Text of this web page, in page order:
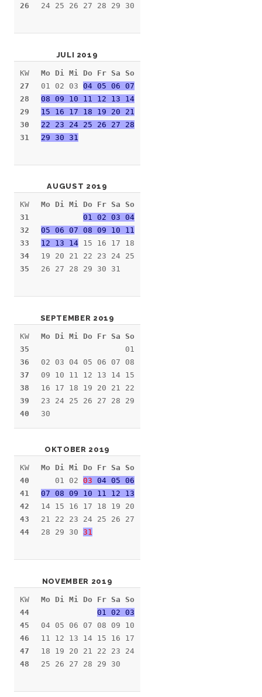
26
24 25 26 27 28 29 30
JULI 2019
KW
27
28
29
30
31
Mo Di Mi Do Fr Sa So
01 02 03 04 05 06 07
08 09 10 11 12 13 14
15 16 17 18 19 20 21
22 23 24 25 26 27 28
29 30 31
AUGUST 2019
KW
31
32
33
34
35
Mo Di Mi Do Fr Sa So
01 02 03 04
05 06 07 08 09 10 11
12 13 1415 16 17 18
19 20 21 22 23 24 25
26 27 28 29 30 31
SEPTEMBER 2019
KW
35
36
37
38
39
40
Mo Di Mi Do Fr Sa So
01
02 03 04 05 06 07 08
09 10 11 12 13 14 15
16 17 18 19 20 21 22
23 24 25 26 27 28 29
30
OKTOBER 2019
KW
40
41
42
43
44
Mo Di Mi Do Fr Sa So
01 02 03 04 05 06
07 08 09 10 11 12 13
14 15 16 17 18 19 20
21 22 23 24 25 26 27
28 29 30 31
NOVEMBER 2019
KW
44
45
46
47
48
Mo Di Mi Do Fr Sa So
01 02 03
04 05 06 07 08 09 10
11 12 13 14 15 16 17
18 19 20 21 22 23 24
25 26 27 28 29 30